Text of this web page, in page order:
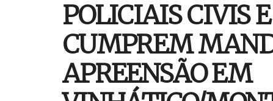
POLICIAIS CIVIS
CUMPREM
APREENSÃO EM